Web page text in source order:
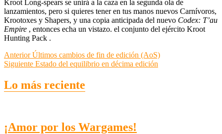
Kroot Long-spears se unirá a la caza en la segunda ola de
lanzamientos, pero si quieres tener en tus manos nuevos Carnívoros,
Krootoxes y Shapers, y una copia anticipada del nuevo Codex: T’au
Empire , entonces echa un vistazo. el conjunto del ejército Kroot
Hunting Pack .
Navegación
de
entradas
Anterior Entrada
anterior:
Últimos cambios de fin de edición (AoS)
Siguiente Entrada
Estado del equilibrio en décima edición
Lo más reciente
¡Amor por los Wargames!